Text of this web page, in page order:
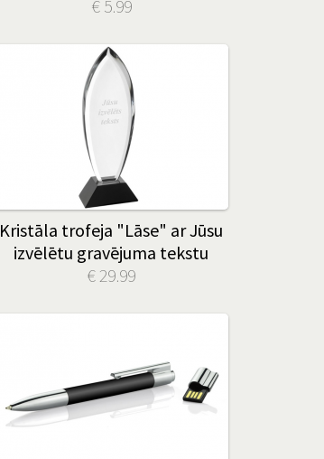
€ 5.99
Kristāla trofeja "Lāse" ar Jūsu
izvēlētu gravējuma tekstu
€ 29.99